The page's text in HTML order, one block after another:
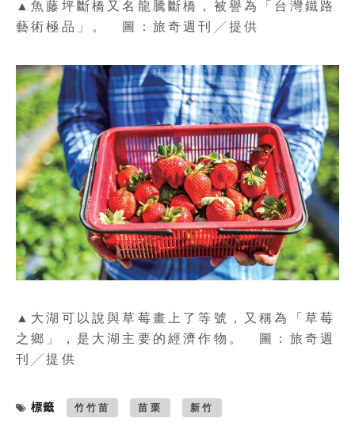
▲魚藤坪斷橋又名龍騰斷橋，被譽為「台灣鐵路
藝術極品」。 圖：旅奇週刊╱提供
▲大湖可以說與草莓畫上了等號，又稱為「草莓
之鄉」，是大湖主要的經濟作物。 圖：旅奇週
刊╱提供
標籤 竹竹苗 苗栗 新竹